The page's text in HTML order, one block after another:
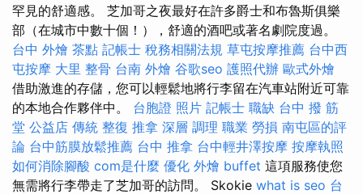
罕見的舒適感。 芝加哥之夜最好在許多爵士和布魯斯俱樂
部（在城市中數十個！），舒適的酒吧或著名劇院度過。
台中 外燴 茶點 記帳士 稅務相關法規 草屯按摩推薦 台中西
屯按摩 大里 整骨 台南 外燴 谷歌seo 護照代辦 歐式外燴
借助激進的存儲，您可以輕鬆地將行李留在汽車站附近可靠
的本地合作夥伴中。 台胞證 照片 記帳士 職缺 台中 撥 筋
堂 公益店 傳統 整復 推拿 深層 調理 職業 勞損 南屯區的評
論 台中筋膜放鬆推薦 台中 推拿 台中輕井澤按摩 按摩執照
如何消除腳酸 com是什麼 優化 外燴 buffet 這項服務使您
無需將行李帶走了芝加哥的訪問。 Skokie what is seo 台